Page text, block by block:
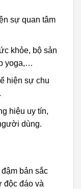
sự quan tâm
khỏe, bộ sản
yoga,…
hiện sự chu
hiệu uy tín,
dùng.
bản sắc
độc đáo và